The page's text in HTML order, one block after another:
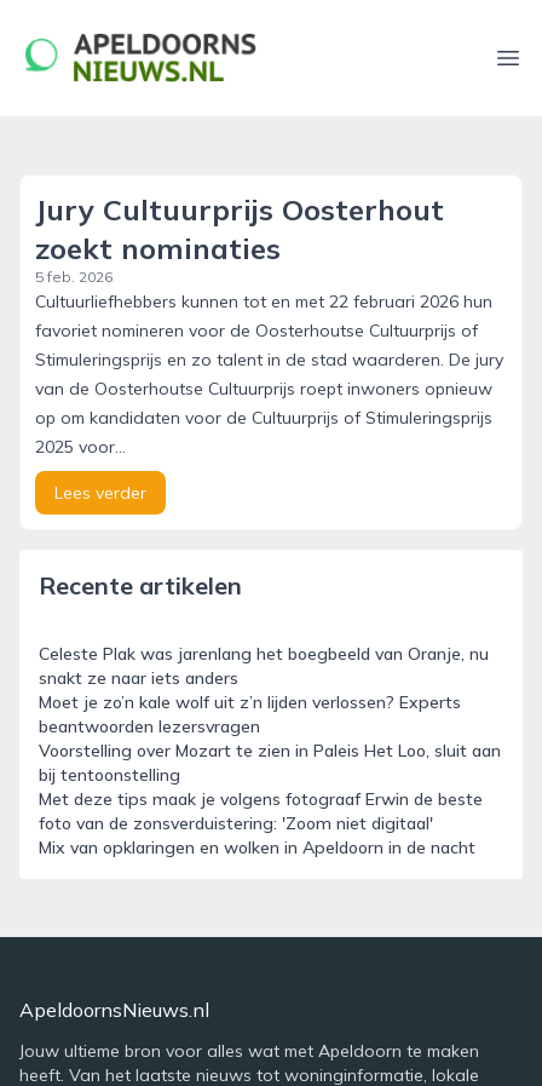
apeldoornsnieuws.nl
Jury Cultuurprijs Oosterhout
zoekt nominaties
5 feb. 2026
Cultuurliefhebbers kunnen tot en met 22 februari 2026 hun
favoriet nomineren voor de Oosterhoutse Cultuurprijs of
Stimuleringsprijs en zo talent in de stad waarderen. De jury
van de Oosterhoutse Cultuurprijs roept inwoners opnieuw
op om kandidaten voor de Cultuurprijs of Stimuleringsprijs
2025 voor...
Lees verder
Recente artikelen
Celeste Plak was jarenlang het boegbeeld van Oranje, nu
snakt ze naar iets anders
Moet je zo’n kale wolf uit z’n lijden verlossen? Experts
beantwoorden lezersvragen
Voorstelling over Mozart te zien in Paleis Het Loo, sluit aan
bij tentoonstelling
Met deze tips maak je volgens fotograaf Erwin de beste
foto van de zonsverduistering: 'Zoom niet digitaal'
Mix van opklaringen en wolken in Apeldoorn in de nacht
ApeldoornsNieuws.nl
Jouw ultieme bron voor alles wat met Apeldoorn te maken
heeft. Van het laatste nieuws tot woninginformatie, lokale